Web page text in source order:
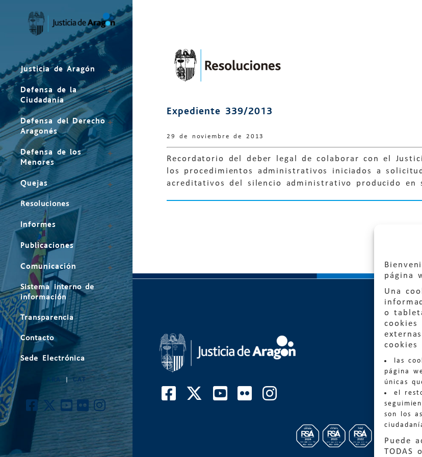
página
Una
o
cookies
cookies
las
página
únicas
el
son los
Puede
TODAS
Justicia de Aragón
Defensa de la
Ciudadanía
Defensa del Derecho
Aragonés
Defensa de los
Menores
Quejas
Resoluciones
Informes
Publicaciones
Comunicación
Sistema interno de
información
Transparencia
Contacto
Sede Electrónica
|CAT
Expediente 339/2013
29 de noviembre de 2013
Recordatorio del deber legal de colaborar con el
los procedimientos administrativos iniciados a
acreditativos del silencio administrativo producido en